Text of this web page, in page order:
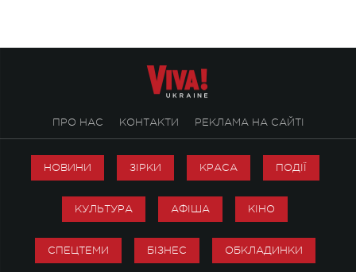
ПРО НАС КОНТАКТИ РЕКЛАМА НА САЙТІ
НОВИНИ ЗІРКИ КРАСА ПОДІЇ
КУЛЬТУРА АФІША КІНО
СПЕЦТЕМИ БІЗНЕС ОБКЛАДИНКИ